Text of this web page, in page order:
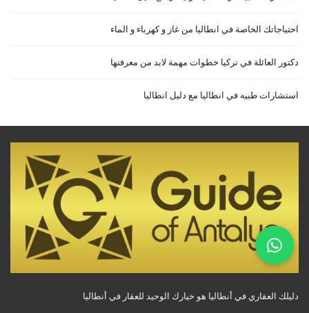
احتياجاتك الخاصة في انطاليا من غاز و كهرباء و الماء
دكتور العائلة في تركيا خطوات مهمة لابد من معرفتها
استشارات طبيه في انطاليا مع دليل انطاليا
دليلك العقاري في أنطاليا هو خيارك الوحيد للعقار في أنطاليا